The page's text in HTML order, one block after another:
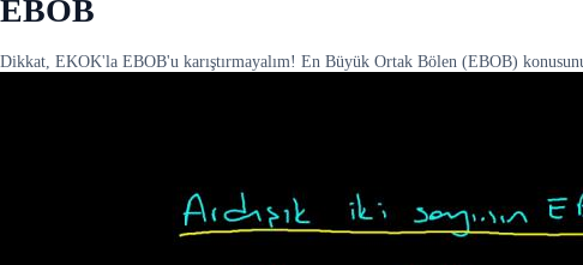
EBOB
Dikkat, EKOK'la EBOB'u karıştırmayalım! En Büyük Ortak Bölen (EBOB)